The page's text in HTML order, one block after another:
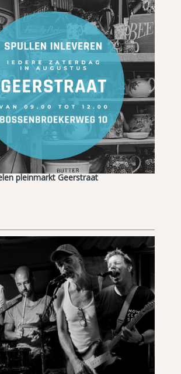
pleinmarkt Geerstraat